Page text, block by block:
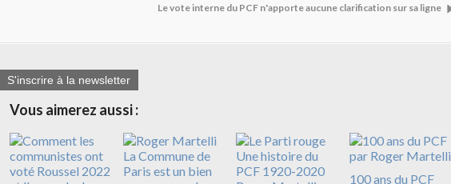
Le vote interne du PCF n'apporte aucune clarification sur sa ligne
S'inscrire à la newsletter
Vous aimerez aussi :
100 ans du PCF